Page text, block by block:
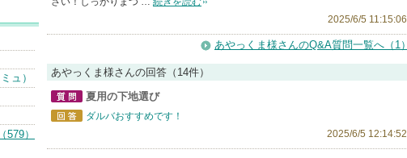
ュ）
579）
2025/6/5 11:15:06
あやっくま様さんのQ&A質問一覧へ（1）
あやっくま様さんの回答（14件）
質問
夏用の下地選び
ダルバおすすめです！
2025/6/5 12:14:52